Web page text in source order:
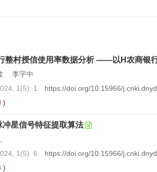
整村授信使用率数据分析 ——以H农商银
李宇中
1(5): 1.
https://doi.org/10.15966/
)
冲星信号特征提取算法
1(5): 6.
https://doi.org/10.15966/
)